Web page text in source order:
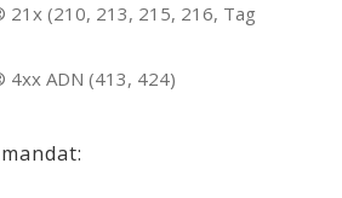
21x (210, 213, 215, 216, Tag
4xx ADN (413, 424)